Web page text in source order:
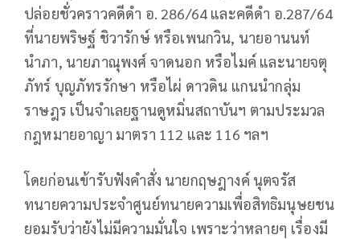
ปล่อยชั่วคราวคดีดำ อ. 286/64 และคดีดำ อ.287/64
ที่นายพริษฐ์ ชิวารักษ์ หรือเพนกวิน, นายอานนท์
นำภา, นายภาณุพงศ์ จาดนอก หรือไมค์ และนายจตุ
ภัทร์ บุญภัทรรักษา หรือไผ่ ดาวดิน แกนนำกลุ่ม
ราษฎร เป็นจำเลยฐานดูหมิ่นสถาบันฯ ตามประมวล
กฎหมายอาญา มาตรา 112 และ 116 ฯลฯ
โดยก่อนเข้ารับฟังคำสั่ง นายกฤษฎางค์ นุตจรัส
ทนายความประจำศูนย์ทนายความเพื่อสิทธิมนุษยชน
ยอมรับว่ายังไม่มีความมั่นใจ เพราะว่าหลายๆ เรื่องมี